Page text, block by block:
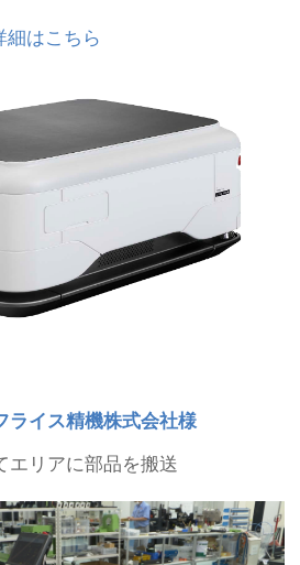
細はこちら
ライス精機株式会社様
エリアに部品を搬送